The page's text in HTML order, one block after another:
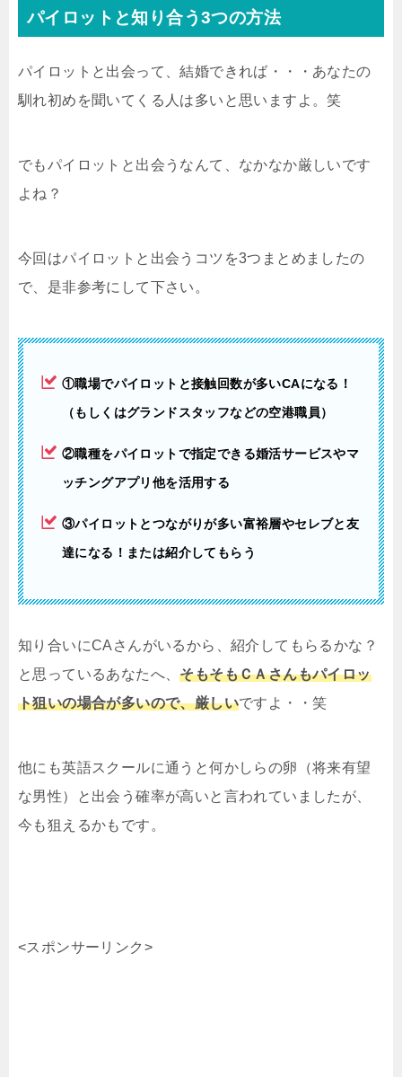
パイロットと知り合う3つの方法
パイロットと出会って、結婚できれば・・・あなたの
馴れ初めを聞いてくる人は多いと思いますよ。笑
でもパイロットと出会うなんて、なかなか厳しいです
よね？
今回はパイロットと出会うコツを3つまとめましたの
で、是非参考にして下さい。
①職場でパイロットと接触回数が多いCAになる！
（もしくはグランドスタッフなどの空港職員）
②職種をパイロットで指定できる婚活サービスやマ
ッチングアプリ他を活用する
③パイロットとつながりが多い富裕層やセレブと友
達になる！または紹介してもらう
知り合いにCAさんがいるから、紹介してもらるかな？
と思っているあなたへ、そもそもＣＡさんもパイロッ
ト狙いの場合が多いので、厳しいですよ・・笑
他にも英語スクールに通うと何かしらの卵（将来有望
な男性）と出会う確率が高いと言われていましたが、
今も狙えるかもです。
<スポンサーリンク>